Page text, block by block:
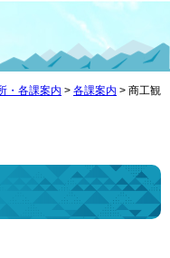
・各課案内 > 各課案内 > 商工観